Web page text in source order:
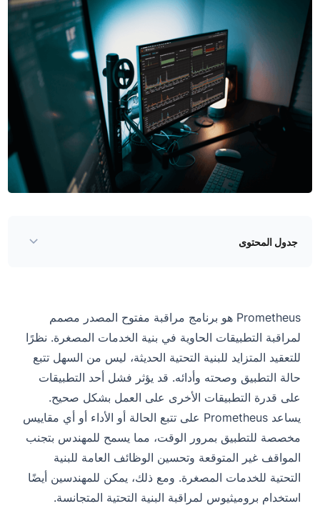
جدول المحتوى
مقياس
الرسم البياني
ملخص
تكوين بروميثيوس
بدء بروميثيوس
Prometheus هو برنامج مراقبة مفتوح المصدر مصمم
لمراقبة التطبيقات الحاوية في بنية الخدمات المصغرة. نظرًا
للتعقيد المتزايد للبنية التحتية الحديثة، ليس من السهل تتبع
حالة التطبيق وصحته وأدائه. قد يؤثر فشل أحد التطبيقات
على قدرة التطبيقات الأخرى على العمل بشكل صحيح.
يساعد Prometheus على تتبع الحالة أو الأداء أو أي مقاييس
مخصصة للتطبيق بمرور الوقت، مما يسمح للمهندس بتجنب
المواقف غير المتوقعة وتحسين الوظائف العامة للبنية
التحتية للخدمات المصغرة. ومع ذلك، يمكن للمهندسين أيضًا
استخدام بروميثيوس لمراقبة البنية التحتية المتجانسة.